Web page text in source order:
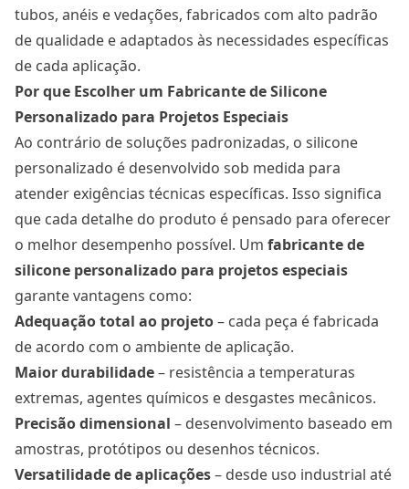
tubos, anéis e vedações, fabricados com alto padrão
de qualidade e adaptados às necessidades específicas
de cada aplicação.
Por que Escolher um Fabricante de Silicone
Personalizado para Projetos Especiais
Ao contrário de soluções padronizadas, o silicone
personalizado é desenvolvido sob medida para
atender exigências técnicas específicas. Isso significa
que cada detalhe do produto é pensado para oferecer
o melhor desempenho possível. Um fabricante de
silicone personalizado para projetos especiais
garante vantagens como:
Adequação total ao projeto– cada peça é fabricada
de acordo com o ambiente de aplicação.
Maior durabilidade– resistência a temperaturas
extremas, agentes químicos e desgastes mecânicos.
Precisão dimensional – desenvolvimento baseado em
amostras, protótipos ou desenhos técnicos.
Versatilidade de aplicações– desde uso industrial até